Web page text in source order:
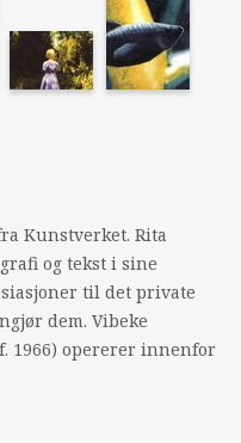
Kunstverket. Rita
og tekst i sine
til det private
dem. Vibeke
1966) opererer innenfor